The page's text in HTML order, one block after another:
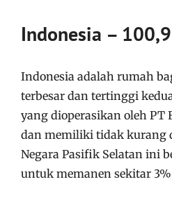
Indonesia –
Indonesia adalah rumah
terbesar dan tertinggi
yang dioperasikan oleh PT
dan memiliki tidak kurang
Negara Pasifik Selatan ini
untuk memanen sekitar